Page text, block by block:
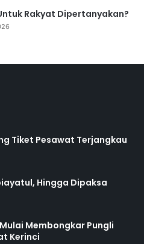
Rakyat Dipertanyakan?
Tiket Pesawat Terjangkau
Hingga Dipaksa
Membongkar Pungli
Kerinci